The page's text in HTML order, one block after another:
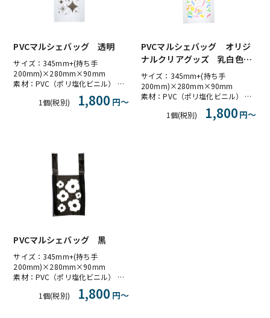
PVCマルシェバッグ 透明
サイズ：345mm+(持ち手
200mm)×280mm×90mm
素材：PVC（ポリ塩化ビニル） 色：透明
1個(税別)
1,800円〜
PVCマルシェバッグ オリジ
ナルクリアグッズ 乳白色｜
ビニール製クリアバッグ
サイズ：345mm+(持ち手
200mm)×280mm×90mm
素材：PVC（ポリ塩化ビニル） 色：白不透明
1個(税別)
1,800円〜
PVCマルシェバッグ 黒
サイズ：345mm+(持ち手
200mm)×280mm×90mm
素材：PVC（ポリ塩化ビニル） 色：黒
1個(税別)
1,800円〜